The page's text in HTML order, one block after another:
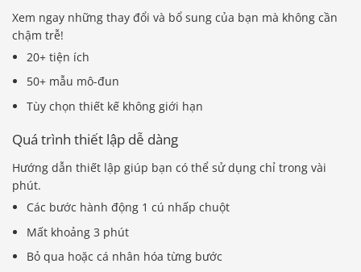
Xem ngay những thay đổi và bổ sung của bạn mà không cần
chậm trễ!
20+ tiện ích
50+ mẫu mô-đun
Tùy chọn thiết kế không giới hạn
Quá trình thiết lập dễ dàng
Hướng dẫn thiết lập giúp bạn có thể sử dụng chỉ trong vài
phút.
Các bước hành động 1 cú nhấp chuột
Mất khoảng 3 phút
Bỏ qua hoặc cá nhân hóa từng bước